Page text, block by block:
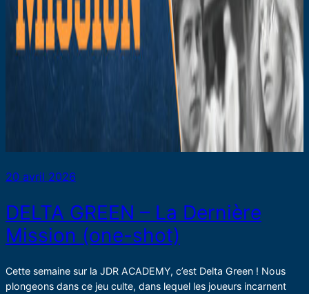
20 avril 2026
DELTA GREEN – La Dernière
Mission (one-shot)
Cette semaine sur la JDR ACADEMY, c’est Delta Green ! Nous
plongeons dans ce jeu culte, dans lequel les joueurs incarnent